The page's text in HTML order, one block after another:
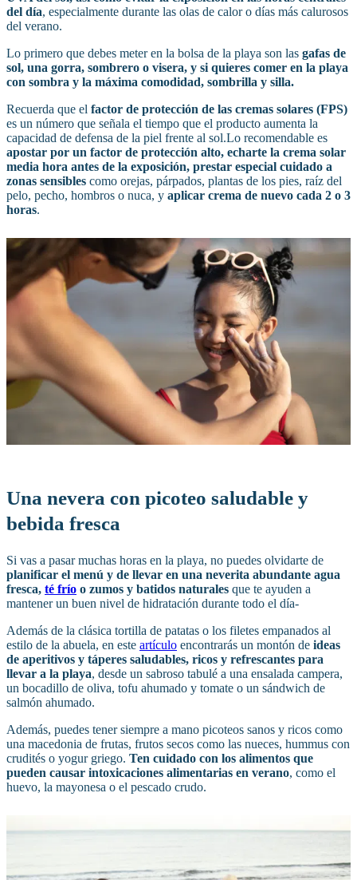
del día, especialmente durante las olas de calor o días más calurosos
del verano.
Lo primero que debes meter en la bolsa de la playa son las gafas de
sol, una gorra, sombrero o visera, y si quieres comer en la playa
con sombra y la máxima comodidad, sombrilla y silla.
Recuerda que el factor de protección de las cremas solares (FPS)
es un número que señala el tiempo que el producto aumenta la
capacidad de defensa de la piel frente al sol.Lo recomendable es
apostar por un factor de protección alto, echarte la crema solar
media hora antes de la exposición, prestar especial cuidado a
zonas sensibles como orejas, párpados, plantas de los pies, raíz del
pelo, pecho, hombros o nuca, y aplicar crema de nuevo cada 2 o 3
horas.
Una nevera con picoteo saludable y
bebida fresca
Si vas a pasar muchas horas en la playa, no puedes olvidarte de
planificar el menú y de llevar en una neverita abundante agua
fresca, té frío o zumos y batidos naturales que te ayuden a
mantener un buen nivel de hidratación durante todo el día-
Además de la clásica tortilla de patatas o los filetes empanados al
estilo de la abuela, en este artículo encontrarás un montón de ideas
de aperitivos y táperes saludables, ricos y refrescantes para
llevar a la playa, desde un sabroso tabulé a una ensalada campera,
un bocadillo de oliva, tofu ahumado y tomate o un sándwich de
salmón ahumado.
Además, puedes tener siempre a mano picoteos sanos y ricos como
una macedonia de frutas, frutos secos como las nueces, hummus con
crudités o yogur griego. Ten cuidado con los alimentos que
pueden causar intoxicaciones alimentarias en verano, como el
huevo, la mayonesa o el pescado crudo.